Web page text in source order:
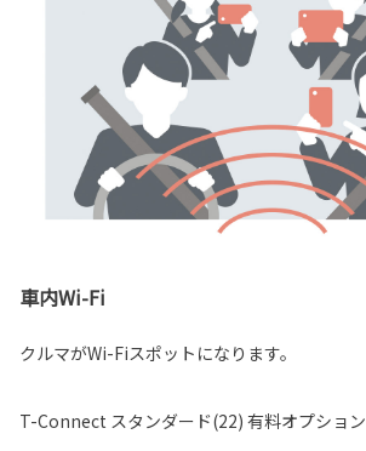
車内Wi-Fi
クルマがWi-Fiスポットになります。
T-Connect スタンダード(22) 有料オプション